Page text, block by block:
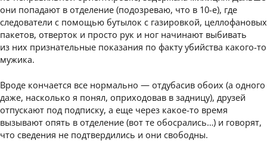
они попадают в отделение (подозреваю, что в 10-е), где
следователи с помощью бутылок с газировкой, целлофановых
пакетов, отверток и просто рук и ног начинают выбивать
из них признательные показания по факту убийства какого-то
мужика.
Вроде кончается все нормально — отдубасив обоих (а одного
даже, насколько я понял, оприходовав в задницу), друзей
отпускают под подписку, а еще через какое-то время
вызывают опять в отделение (вот те обосрались…) и говорят,
что сведения не подтвердились и они свободны.